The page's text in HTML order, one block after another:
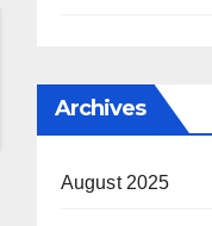
Archives
August 2025